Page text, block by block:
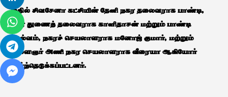
இதில் சிவசேனா கட்சியின் தேனி நகர தலைவராக பாண்டி,
நகர துணைத் தலைவராக காளிதாசன் மற்றும் பாண்டி
செல்வம், நகரச் செயலாளராக மனோஜ் குமார், மற்றும்
இளைஞர் அணி நகர செயலாளராக வீரையா ஆகியோர்
தேர்ந்தெடுக்கப்பட்டனர்.